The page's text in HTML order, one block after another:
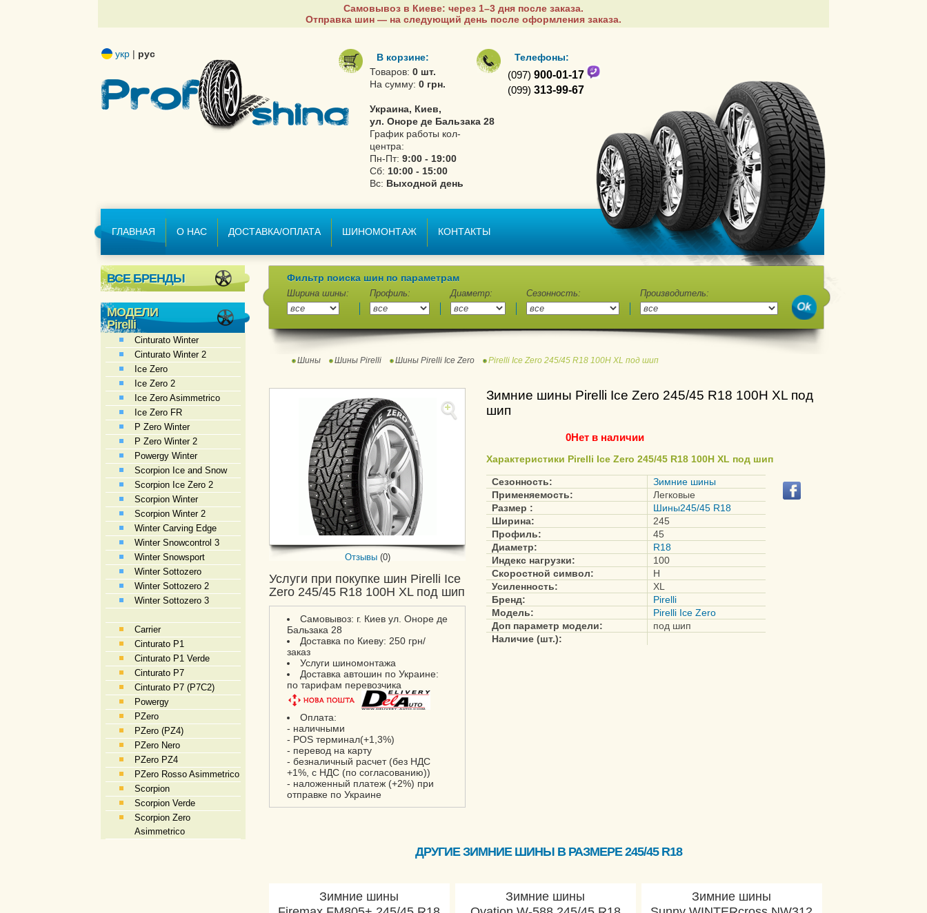
Самовывоз в Киеве: через 1–3 дня после заказа.
Отправка шин — на следующий день после оформления заказа.
укр | рус
В корзине:
Товаров: 0 шт.
На сумму: 0 грн.
Украина, Киев,
ул. Оноре де Бальзака 28
График работы кол-
центра:
Пн-Пт: 9:00 - 19:00
Сб: 10:00 - 15:00
Вс: Выходной день
Телефоны:
(097) 900-01-17
(099) 313-99-67
ГЛАВНАЯ О НАС ДОСТАВКА/ОПЛАТА ШИНОМОНТАЖ КОНТАКТЫ
ВСЕ БРЕНДЫ
МОДЕЛИ
Pirelli
Cinturato Winter
Cinturato Winter 2
Ice Zero
Ice Zero 2
Ice Zero Asimmetrico
Ice Zero FR
P Zero Winter
P Zero Winter 2
Powergy Winter
Scorpion Ice and Snow
Scorpion Ice Zero 2
Scorpion Winter
Scorpion Winter 2
Winter Carving Edge
Winter Snowcontrol 3
Winter Snowsport
Winter Sottozero
Winter Sottozero 2
Winter Sottozero 3
Carrier
Cinturato P1
Cinturato P1 Verde
Cinturato P7
Cinturato P7 (P7C2)
Powergy
PZero
PZero (PZ4)
PZero Nero
PZero PZ4
PZero Rosso Asimmetrico
Scorpion
Scorpion Verde
Scorpion Zero
Asimmetrico
Фильтр поиска шин по параметрам
Ширина шины: Профиль: Диаметр: Сезонность: Производитель:
Шины Шины Pirelli Шины Pirelli Ice Zero Pirelli Ice Zero 245/45 R18 100H XL под шип
Отзывы (0)
Услуги при покупке шин Pirelli Ice
Zero 245/45 R18 100H XL под шип
Самовывоз: г. Киев ул. Оноре де
Бальзака 28
Доставка по Киеву: 250 грн/
заказ
Услуги шиномонтажа
Доставка автошин по Украине:
по тарифам перевозчика
Оплата:
- наличными
- POS терминал(+1,3%)
- перевод на карту
- безналичный расчет (без НДС
+1%, с НДС (по согласованию))
- наложенный платеж (+2%) при
отправке по Украине
Зимние шины Pirelli Ice Zero 245/45 R18 100H XL под
шип
0Нет в наличии
Характеристики Pirelli Ice Zero 245/45 R18 100H XL под шип
Сезонность:
Зимние шины
Применяемость:
Легковые
Размер :
Шины245/45 R18
Ширина:
245
Профиль:
45
Диаметр:
R18
Индекс нагрузки:
100
Скоростной символ:
H
Усиленность:
XL
Бренд:
Pirelli
Модель:
Pirelli Ice Zero
Доп параметр модели:
под шип
Наличие (шт.):
ДРУГИЕ ЗИМНИЕ ШИНЫ В РАЗМЕРЕ 245/45 R18
Зимние шины
Зимние шины
Зимние шины